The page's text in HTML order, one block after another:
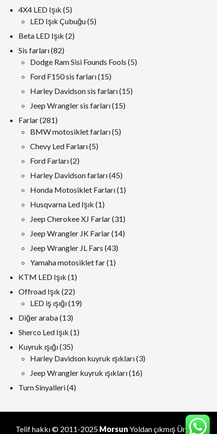
4X4 LED Işık 55
ürünler
LED Işık Çubuğu 55
Beta LED Işık 22
Sis farları 8282
ürünler
Dodge Ram Sisi Founds Fools 55
Ford F150 sis farları 1515
ürünler
Harley Davidson sis farları 1515
Jeep Wrangler sis farları 1515
Farlar 281281
ürünler
BMW motosiklet farları 55
Chevy Led Farları 55
Ford Farları 22
ürünler
Harley Davidson farları 4545
ürünler
Honda Motosiklet Farları 11
Husqvarna Led Işık 11
ürün
Jeep Cherokee XJ Farlar 3131
ürünler
Jeep Wrangler JK Farlar 1414
Jeep Wrangler JL Fars 4343
Yamaha motosiklet far 11
KTM LED Işık 11
ürün
Offroad Işık 2222
ürünler
LED iş ışığı 1919
Diğer araba 1313
ürünler
Sherco Led Işık 11
Kuyruk ışığı 3535
ürünler
Harley Davidson kuyruk ışıkları 33
Jeep Wrangler kuyruk ışıkları 1616
Turn Sinyalleri 44
Telif hakkı © 2011-2025 MorsunYoldan çıkmış Üretici.